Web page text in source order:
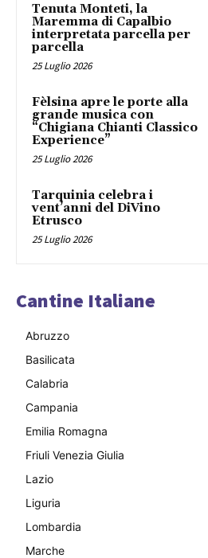
Tenuta Monteti, la
Maremma di Capalbio
interpretata parcella per
parcella
25 Luglio 2026
Fèlsina apre le porte alla
grande musica con
“Chigiana Chianti Classico
Experience”
25 Luglio 2026
Tarquinia celebra i
vent’anni del DiVino
Etrusco
25 Luglio 2026
Cantine Italiane
Abruzzo
Basilicata
Calabria
Campania
Emilia Romagna
Friuli Venezia Giulia
Lazio
Liguria
Lombardia
Marche